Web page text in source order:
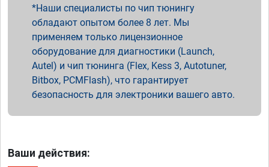
Наши специалисты по чип тюнингу
обладают опытом более 8 лет. Мы
применяем только лицензионное
оборудование для диагностики (Launch,
Autel) и чип тюнинга (Flex, Kess 3, Autotuner,
Bitbox, PCMFlash), что гарантирует
безопасность для электроники вашего авто.
Ваши действия: